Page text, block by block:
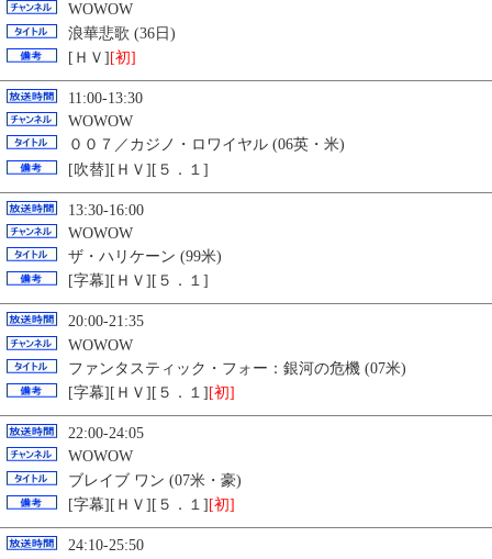
WOWOW
浪華悲歌 (36日)
[ＨＶ] [初]
11:00-13:30
WOWOW
００７／カジノ・ロワイヤル (06英・米)
[吹替][ＨＶ][５．１]
13:30-16:00
WOWOW
ザ・ハリケーン (99米)
[字幕][ＨＶ][５．１]
20:00-21:35
WOWOW
ファンタスティック・フォー：銀河の危機 (07米)
[字幕][ＨＶ][５．１] [初]
22:00-24:05
WOWOW
ブレイブ ワン (07米・豪)
[字幕][ＨＶ][５．１] [初]
24:10-25:50